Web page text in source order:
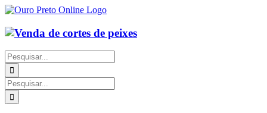
Ir
o
conteúdo
Buscar
resultados
para:
Buscar
resultados
para: